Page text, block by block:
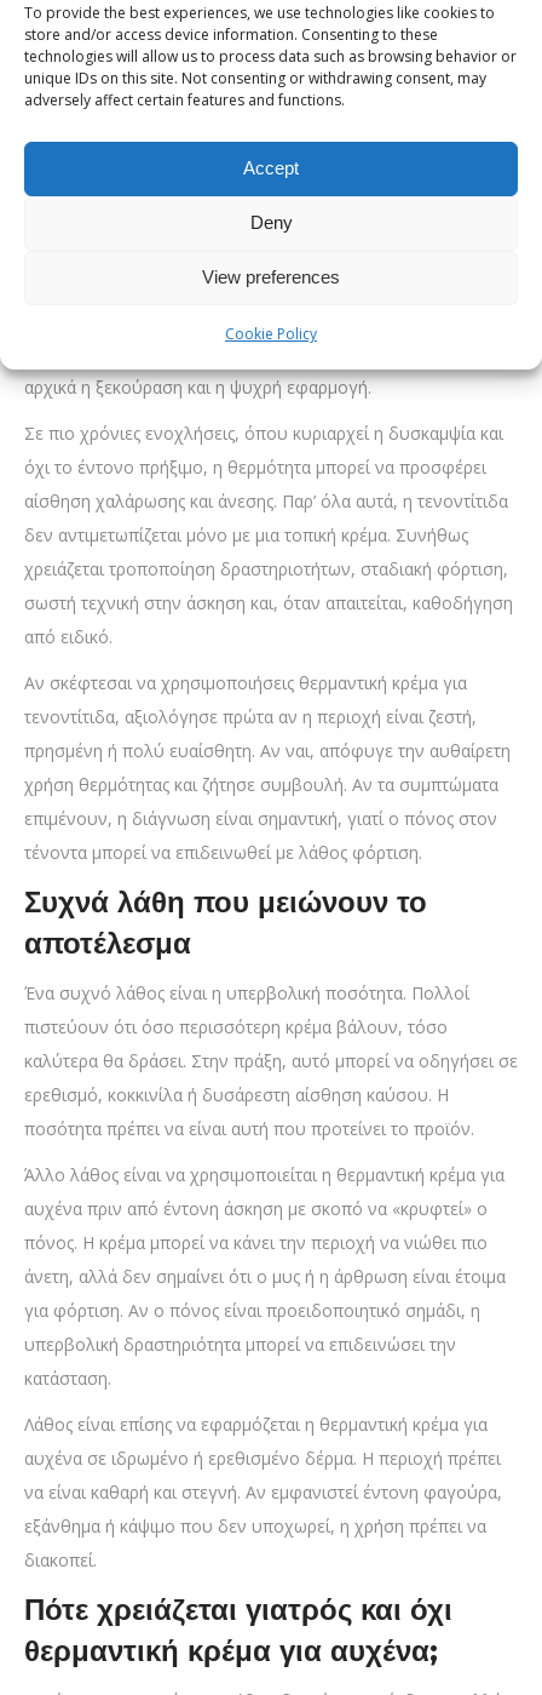
To provide the best experiences, we use technologies like cookies to
store and/or access device information. Consenting to these
technologies will allow us to process data such as browsing behavior or
unique IDs on this site. Not consenting or withdrawing consent, may
adversely affect certain features and functions.
Accept
Deny
View preferences
Cookie Policy
για ήπιο καθημερινό πιάσιμο και άλλο για πιο έντονη μυϊκή
καταπόνηση. Αν ο πόνος είναι συχνός ή έντονος, η επιλογή
προϊόντος καλό είναι να γίνεται με τη συμβουλή
Θερμαντική κρέμα και τενοντίτιδα
Η θερμαντική κρέμα για τενοντίτιδα χρειάζεται προσοχή, γιατί
ίδιες. Όταν υπάρχει οξεία φλεγμονή, πρήξιμο ή πρόσφατος
αρχικά η ξεκούραση και η ψυχρή εφαρμογή.
Σε πιο χρόνιες ενοχλήσεις, όπου κυριαρχεί η δυσκαμψία και
όχι το έντονο πρήξιμο, η θερμότητα μπορεί να προσφέρει
αίσθηση χαλάρωσης και άνεσης. Παρ’ όλα αυτά, η τενοντίτιδα
δεν αντιμετωπίζεται μόνο με μια τοπική κρέμα. Συνήθως
χρειάζεται τροποποίηση δραστηριοτήτων, σταδιακή φόρτιση,
σωστή τεχνική στην άσκηση και, όταν απαιτείται, καθοδήγηση
από ειδικό.
Αν σκέφτεσαι να χρησιμοποιήσεις θερμαντική κρέμα για
τενοντίτιδα, αξιολόγησε πρώτα αν η περιοχή είναι ζεστή,
πρησμένη ή πολύ ευαίσθητη. Αν ναι, απόφυγε την αυθαίρετη
χρήση θερμότητας και ζήτησε συμβουλή. Αν τα συμπτώματα
επιμένουν, η διάγνωση είναι σημαντική, γιατί ο πόνος στον
τένοντα μπορεί να επιδεινωθεί με λάθος φόρτιση.
Συχνά λάθη που μειώνουν το
αποτέλεσμα
Ένα συχνό λάθος είναι η υπερβολική ποσότητα. Πολλοί
πιστεύουν ότι όσο περισσότερη κρέμα βάλουν, τόσο
καλύτερα θα δράσει. Στην πράξη, αυτό μπορεί να οδηγήσει σε
ερεθισμό, κοκκινίλα ή δυσάρεστη αίσθηση καύσου. Η
ποσότητα πρέπει να είναι αυτή που προτείνει το προϊόν.
Άλλο λάθος είναι να χρησιμοποιείται η θερμαντική κρέμα για
αυχένα πριν από έντονη άσκηση με σκοπό να «κρυφτεί» ο
πόνος. Η κρέμα μπορεί να κάνει την περιοχή να νιώθει πιο
άνετη, αλλά δεν σημαίνει ότι ο μυς ή η άρθρωση είναι έτοιμα
για φόρτιση. Αν ο πόνος είναι προειδοποιητικό σημάδι, η
υπερβολική δραστηριότητα μπορεί να επιδεινώσει την
κατάσταση.
Λάθος είναι επίσης να εφαρμόζεται η θερμαντική κρέμα για
αυχένα σε ιδρωμένο ή ερεθισμένο δέρμα. Η περιοχή πρέπει
να είναι καθαρή και στεγνή. Αν εμφανιστεί έντονη φαγούρα,
εξάνθημα ή κάψιμο που δεν υποχωρεί, η χρήση πρέπει να
διακοπεί.
Πότε χρειάζεται γιατρός και όχι
θερμαντική κρέμα για αυχένα;